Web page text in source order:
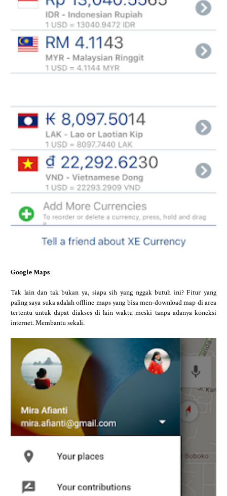
Google Maps
Tak lain dan tak bukan ya, siapa sih yang nggak butuh ini? Fitur yang
paling saya suka adalah offline maps yang bisa men-download map di area
tertentu untuk dapat diakses di lain waktu meski tanpa adanya koneksi
internet. Membantu sekali.